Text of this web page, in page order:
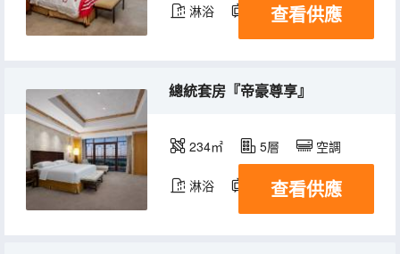
淋浴 電視機 冰箱
查看供應
總統套房『帝豪尊享』
234㎡ 5層 空調
淋浴 電視機 冰箱
查看供應